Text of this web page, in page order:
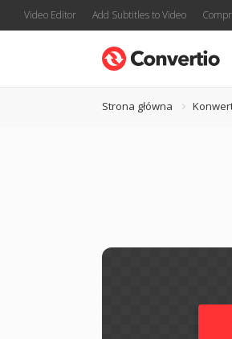
Video Editor Add Subtitles to Video
Strona główna